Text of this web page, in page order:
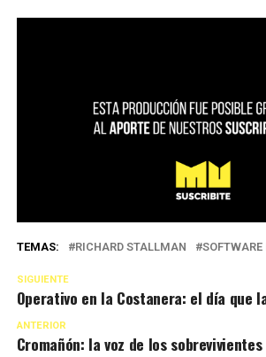
TEMAS: RICHARD STALLMAN SOFTWARE
SIGUIENTE
Operativo en la Costanera: el día que
ANTERIOR
Cromañón: la voz de los sobrevivientes